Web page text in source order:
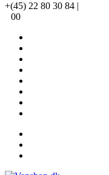
+(45) 22 80 30 84 |
00